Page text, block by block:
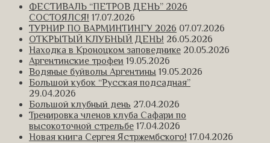
ФЕСТИВАЛЬ “ПЕТРОВ ДЕНЬ” 2026
СОСТОЯЛСЯ! 17.07.2026
ТУРНИР ПО ВАРМИНТИНГУ 2026 07.07.2026
ОТКРЫТЫЙ КЛУБНЫЙ ДЕНЬ! 26.05.2026
Находка в Кроноцком заповеднике 20.05.2026
Аргентинские трофеи 19.05.2026
Водяные буйволы Аргентины 19.05.2026
Большой кубок “Русская подсадная”
29.04.2026
Большой клубный день 27.04.2026
Тренировка членов клуба Сафари по
высокоточной стрельбе 17.04.2026
Новая книга Сергея Ястржембского! 17.04.2026